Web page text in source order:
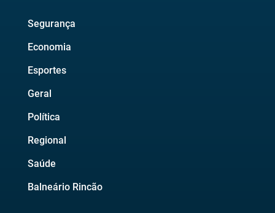
Segurança
Economia
Esportes
Geral
Política
Regional
Saúde
Balneário Rincão